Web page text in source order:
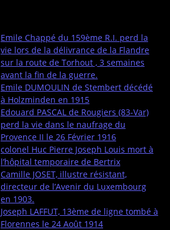
Emile Chappé du 159ème R.I. perd la
vie lors de la délivrance de la Flandre
sur la route de Torhout , 3 semaines
avant la fin de la guerre.
Emile DUMOULIN de Stembert décédé
à Holzminden en 1915
Edouard PASCAL de Rougiers (83-Var)
perd la vie dans le naufrage du
Provence II le 26 Février 1916
colonel Huc Pierre Joseph Louis mort à
l’hôpital temporaire de Bertrix
Camille JOSET, illustre résistant,
directeur de l’Avenir du Luxembourg
en 1903.
Joseph LAFFUT, 13ème de ligne tombé à
Florennes le 24 Août 1914